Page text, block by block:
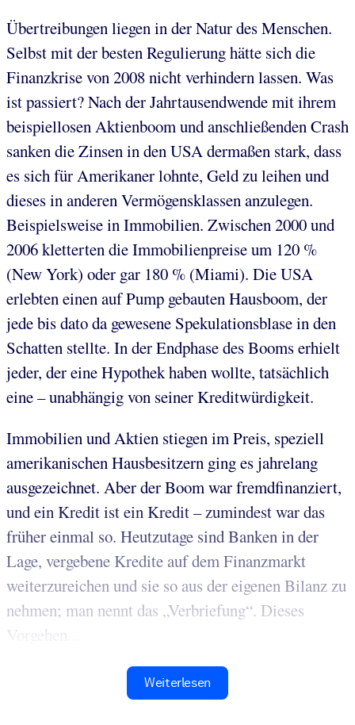
Übertreibungen liegen in der Natur des Menschen.
Selbst mit der besten Regulierung hätte sich die
Finanzkrise von 2008 nicht verhindern lassen. Was
ist passiert? Nach der Jahrtausendwende mit ihrem
beispiellosen Aktienboom und anschließenden Crash
sanken die Zinsen in den USA dermaßen stark, dass
es sich für Amerikaner lohnte, Geld zu leihen und
dieses in anderen Vermögensklassen anzulegen.
Beispielsweise in Immobilien. Zwischen 2000 und
2006 kletterten die Immobilienpreise um 120 %
(New York) oder gar 180 % (Miami). Die USA
erlebten einen auf Pump gebauten Hausboom, der
jede bis dato da gewesene Spekulationsblase in den
Schatten stellte. In der Endphase des Booms erhielt
jeder, der eine Hypothek haben wollte, tatsächlich
eine – unabhängig von seiner Kreditwürdigkeit.
Immobilien und Aktien stiegen im Preis, speziell
amerikanischen Hausbesitzern ging es jahrelang
ausgezeichnet. Aber der Boom war fremdfinanziert,
und ein Kredit ist ein Kredit – zumindest war das
früher einmal so. Heutzutage sind Banken in der
Lage, vergebene Kredite auf dem Finanzmarkt
weiterzureichen und sie so aus der eigenen Bilanz zu
nehmen; man nennt das „Verbriefung“. Dieses
Vorgehen...
Weiterlesen